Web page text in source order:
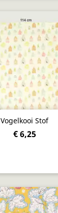
Vogelkooi Stof
€ 6,25